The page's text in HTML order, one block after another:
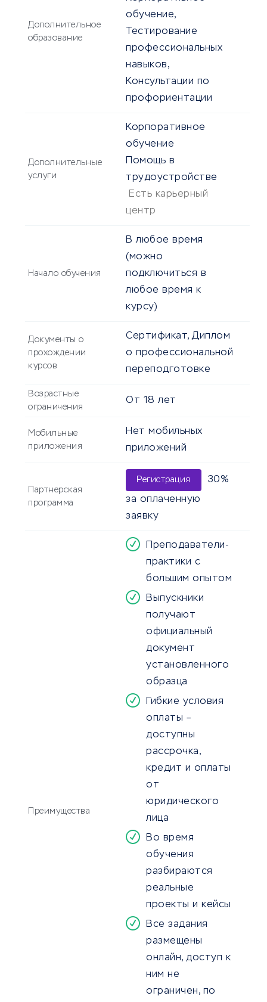
Дополнительное
образование
обучение,
Тестирование
профессиональных
навыков,
Консультации по
профориентации
Дополнительные
услуги
Корпоративное
обучение
Помощь в
трудоустройстве
Есть карьерный
центр
Начало обучения
В любое время
(можно
подключиться в
любое время к
курсу)
Документы о
прохождении
курсов
Сертификат, Диплом
о профессиональной
переподготовке
Возрастные
ограничения
От 18 лет
Мобильные
приложения
Нет мобильных
приложений
Партнерская
программа
Регистрация 30%
за оплаченную
заявку
Преимущества
Преподаватели-
практики с
большим опытом
Выпускники
получают
официальный
документ
установленного
образца
Гибкие условия
оплаты –
доступны
рассрочка,
кредит и оплаты
от
юридического
лица
Во время
обучения
разбираются
реальные
проекты и кейсы
Все задания
размещены
онлайн, доступ к
ним не
ограничен, по